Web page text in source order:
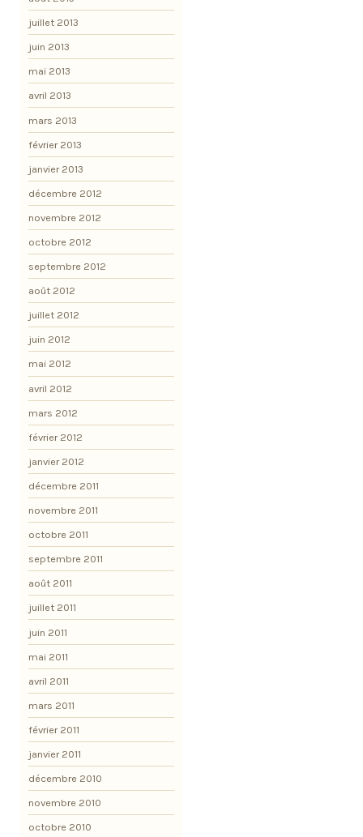
juillet 2013
juin 2013
mai 2013
avril 2013
mars 2013
février 2013
janvier 2013
décembre 2012
novembre 2012
octobre 2012
septembre 2012
août 2012
juillet 2012
juin 2012
mai 2012
avril 2012
mars 2012
février 2012
janvier 2012
décembre 2011
novembre 2011
octobre 2011
septembre 2011
août 2011
juillet 2011
juin 2011
mai 2011
avril 2011
mars 2011
février 2011
janvier 2011
décembre 2010
novembre 2010
octobre 2010